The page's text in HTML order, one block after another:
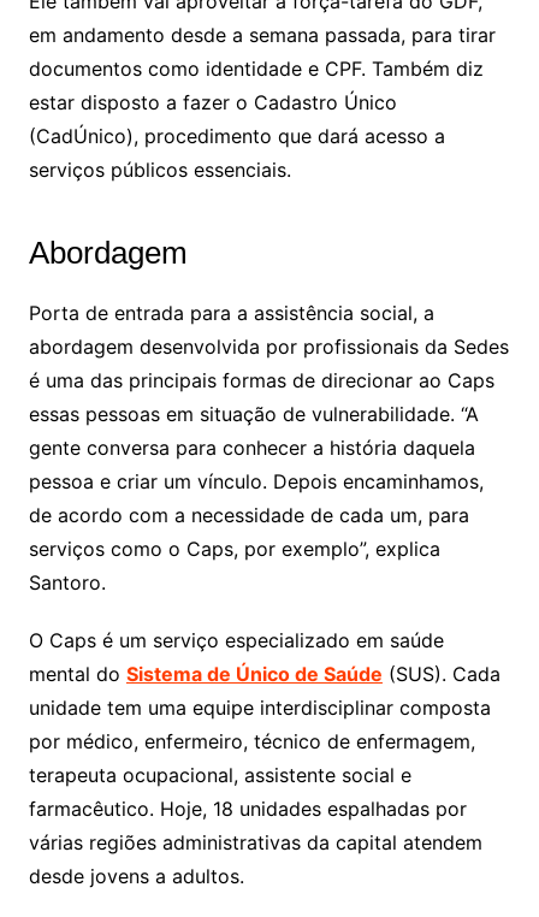
em andamento desde a semana passada, para tirar
documentos como identidade e CPF. Também diz
estar disposto a fazer o Cadastro Único
(CadÚnico), procedimento que dará acesso a
serviços públicos essenciais.
Abordagem
Porta de entrada para a assistência social, a
abordagem desenvolvida por profissionais da Sedes
é uma das principais formas de direcionar ao Caps
essas pessoas em situação de vulnerabilidade. “A
gente conversa para conhecer a história daquela
pessoa e criar um vínculo. Depois encaminhamos,
de acordo com a necessidade de cada um, para
serviços como o Caps, por exemplo”, explica
Santoro.
O Caps é um serviço especializado em saúde
mental do Sistema de Único de Saúde (SUS). Cada
unidade tem uma equipe interdisciplinar composta
por médico, enfermeiro, técnico de enfermagem,
terapeuta ocupacional, assistente social e
farmacêutico. Hoje, 18 unidades espalhadas por
várias regiões administrativas da capital atendem
desde jovens a adultos.